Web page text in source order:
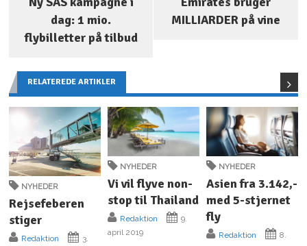
dag: 1 mio.
flybilletter på tilbud
MILLIARDER på vine
RELATEREDE ARTIKLER
NYHEDER
Rejsefeberen
stiger
Redaktion 3.
NYHEDER
Vi vil flyve non-
stop til Thailand
Redaktion
9.
april 2019
NYHEDER
Asien fra 3.142,-
med 5-stjernet
fly
Redaktion
8.